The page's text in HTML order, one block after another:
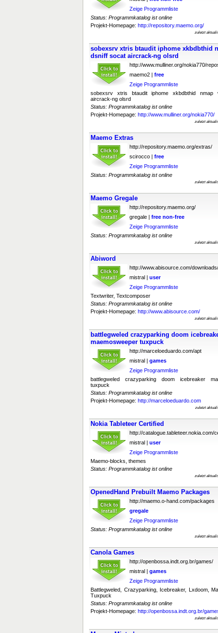
Zeige Programmliste
Status: Programmkatalog ist online
Projekt-Homepage: http://repository.maemo.org/
zuletzt
sobexsrv xtris btaudit iphome xkbdbthid
dsniff socat aircrack-ng olsrd
http://www.mulliner.org/nokia770/
maemo2 | free
Zeige Programmliste
sobexsrv xtris btaudit iphome xkbdbthid nmap
aircrack-ng olsrd
Status: Programmkatalog ist online
Projekt-Homepage: http://www.mulliner.org/nokia770/
zuletzt
Maemo Extras
http://repository.maemo.org/extras/
scirocco | free
Zeige Programmliste
Status: Programmkatalog ist online
zuletzt
Maemo Gregale
http://repository.maemo.org/
gregale | free non-free
Zeige Programmliste
Status: Programmkatalog ist online
zuletzt
Abiword
http://www.abisource.com/
mistral | user
Zeige Programmliste
Textwriter, Textcomposer
Status: Programmkatalog ist online
Projekt-Homepage: http://www.abisource.com/
zuletzt
battlegweled crazyparking doom
maemosweeper tuxpuck
http://marceloeduardo.com/apt
mistral | games
Zeige Programmliste
battlegweled crazyparking doom icebreaker
tuxpuck
Status: Programmkatalog ist online
Projekt-Homepage: http://marceloeduardo.com
zuletzt
Nokia Tableteer Certified
http://catalogue.tableteer.nokia.com/
mistral | user
Zeige Programmliste
Maemo-blocks, themes
Status: Programmkatalog ist online
zuletzt
OpenedHand Prebuilt Maemo Packages
http://maemo.o-hand.com/packages
gregale
Zeige Programmliste
Status: Programmkatalog ist online
zuletzt
Canola Games
http://openbossa.indt.org.br/games/
mistral | games
Zeige Programmliste
Battlegweled, Crazyparking, Icebreaker, Lxdoom,
Tuxpuck
Status: Programmkatalog ist online
Projekt-Homepage: http://openbossa.indt.org.br/
zuletzt